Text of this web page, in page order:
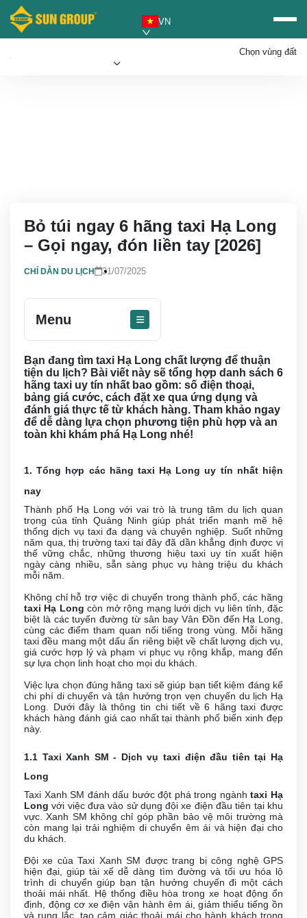
VN
Chọn vùng đất
Bỏ túi ngay 6 hãng taxi Hạ Long
– Gọi ngay, đón liền tay [2026]
CHỈ DẪN DU LỊCH 31/07/2025
Menu
Bạn đang tìm taxi Hạ Long chất lượng để thuận
tiện du lịch? Bài viết này sẽ tổng hợp danh sách 6
hãng taxi uy tín nhất bao gồm: số điện thoại,
bảng giá cước, cách đặt xe qua ứng dụng và
đánh giá thực tế từ khách hàng. Tham khảo ngay
để dễ dàng lựa chọn phương tiện phù hợp và an
toàn khi khám phá Hạ Long nhé!
1. Tổng hợp các hãng taxi Hạ Long uy tín nhất hiện
nay
Thành phố Hạ Long với vai trò là trung tâm du lịch quan
trọng của tỉnh Quảng Ninh giúp phát triển mạnh mẽ hệ
thống dịch vụ taxi đa dạng và chuyên nghiệp. Suốt những
năm qua, thị trường taxi tại đây đã dần khẳng định được vị
thế vững chắc, những thương hiệu taxi uy tín xuất hiện
ngày càng nhiều, sẵn sàng phục vụ hàng triệu du khách
mỗi năm.
Không chỉ hỗ trợ việc di chuyển trong thành phố, các hãng
taxi Hạ Long còn mở rộng mạng lưới dịch vụ liên tỉnh, đặc
biệt là các tuyến đường từ sân bay Vân Đồn đến Hạ Long,
cùng các điểm tham quan nổi tiếng trong vùng. Mỗi hãng
taxi đều mang một dấu ấn riêng biệt về chất lượng dịch vụ,
giá cước hợp lý và phạm vi phục vụ rộng khắp, mang đến
sự lựa chọn linh hoạt cho mọi du khách.
Việc lựa chọn đúng hãng taxi sẽ giúp bạn tiết kiệm đáng kể
chi phí di chuyển và tận hưởng trọn vẹn chuyến du lịch Hạ
Long. Dưới đây là thông tin chi tiết về 6 hãng taxi được
khách hàng đánh giá cao nhất tại thành phố biển xinh đẹp
này.
1.1 Taxi Xanh SM - Dịch vụ taxi điện đầu tiên tại Hạ
Long
Taxi Xanh SM đánh dấu bước đột phá trong ngànhtaxi Hạ
Longvới việc đưa vào sử dụng đội xe điện đầu tiên tại khu
vực. Xanh SM không chỉ góp phần bảo vệ môi trường mà
còn mang lại trải nghiệm di chuyển êm ái và hiện đại cho
du khách.
Đội xe của Taxi Xanh SM được trang bị công nghệ GPS
hiện đại, giúp tài xế dễ dàng tìm đường và tối ưu hóa lộ
trình di chuyển giúp bạn tận hưởng chuyến đi một cách
thoải mái nhất. Hệ thống điều hòa trong xe hoạt động ổn
định, động cơ xe điện vận hành êm ái, giảm thiểu tiếng ồn
và rung lắc, tạo cảm giác thoải mái cho hành khách trong